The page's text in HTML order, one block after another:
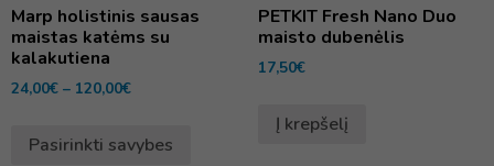
Marp holistinis sausas
maistas katėms su
kalakutiena
24,00€ – 120,00€
Pasirinkti savybes
PETKIT Fresh Nano Duo
maisto dubenėlis
17,50€
Į krepšelį